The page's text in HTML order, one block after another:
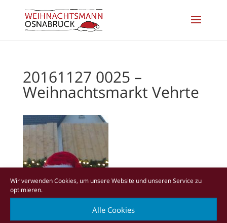
Wir verwenden Cookies, um unsere Website und unseren Service zu
optimieren.
Alle Cookies
20161127 0025 –
Weihnachtsmarkt Vehrte